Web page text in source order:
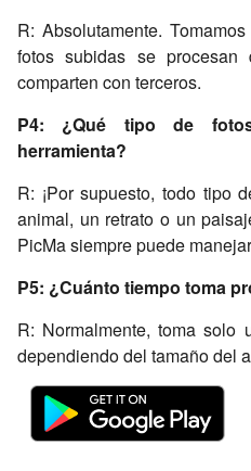
R: Absolutamente.
fotos subidas se
comparten con terceros.
P4: ¿Qué tipo de
herramienta?
R: ¡Por supuesto, todo tipo
animal, un retrato o un
PicMa siempre puede
P5: ¿Cuánto tiempo toma
R: Normalmente, toma solo
dependiendo del tamaño del